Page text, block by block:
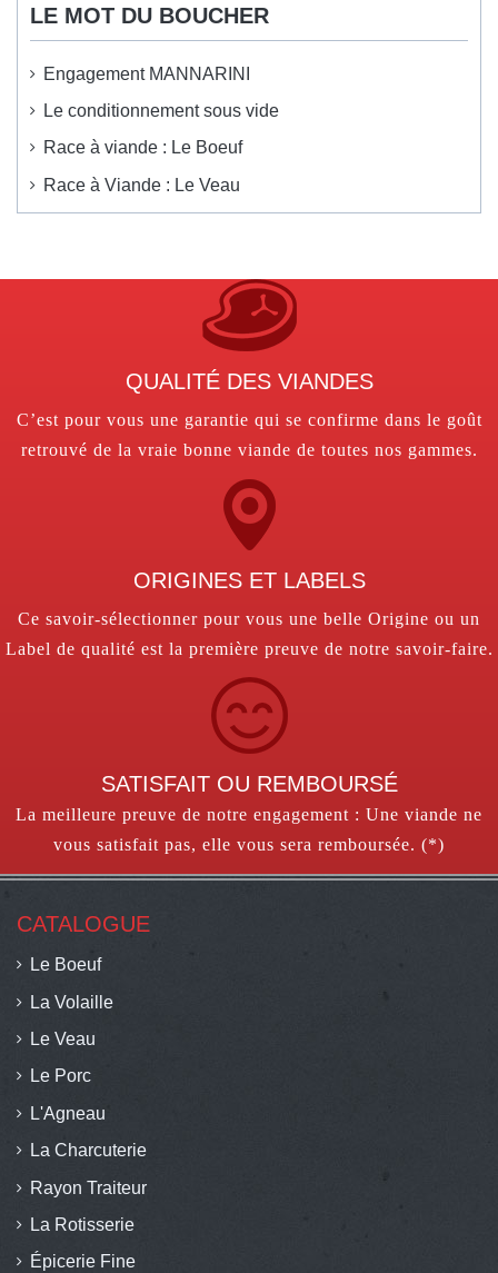
LE MOT DU BOUCHER
Engagement MANNARINI
Le conditionnement sous vide
Race à viande : Le Boeuf
Race à Viande : Le Veau
QUALITÉ DES VIANDES
C’est pour vous une garantie qui se confirme dans le goût
retrouvé de la vraie bonne viande de toutes nos gammes.
ORIGINES ET LABELS
Ce savoir-sélectionner pour vous une belle Origine ou un
Label de qualité est la première preuve de notre savoir-faire.
SATISFAIT OU REMBOURSÉ
La meilleure preuve de notre engagement : Une viande ne
vous satisfait pas, elle vous sera remboursée. (*)
CATALOGUE
Le Boeuf
La Volaille
Le Veau
Le Porc
L'Agneau
La Charcuterie
Rayon Traiteur
La Rotisserie
Épicerie Fine